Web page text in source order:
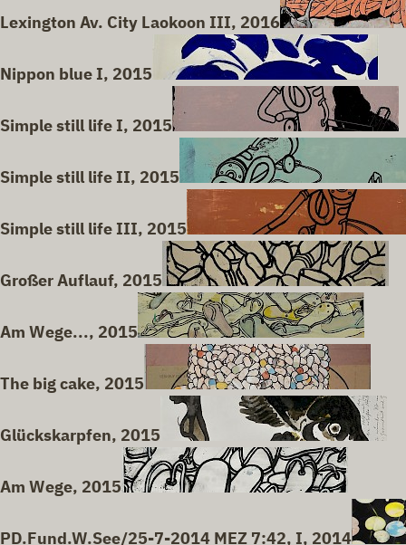
Lexington Av. City Laokoon III, 2016
Nippon blue I, 2015
Simple still life I, 2015
Simple still life II, 2015
Simple still life III, 2015
Großer Auflauf, 2015
Am Wege..., 2015
The big cake, 2015
Glückskarpfen, 2015
Am Wege, 2015
PD.Fund.W.See/25-7-2014 MEZ 7:42, I, 2014